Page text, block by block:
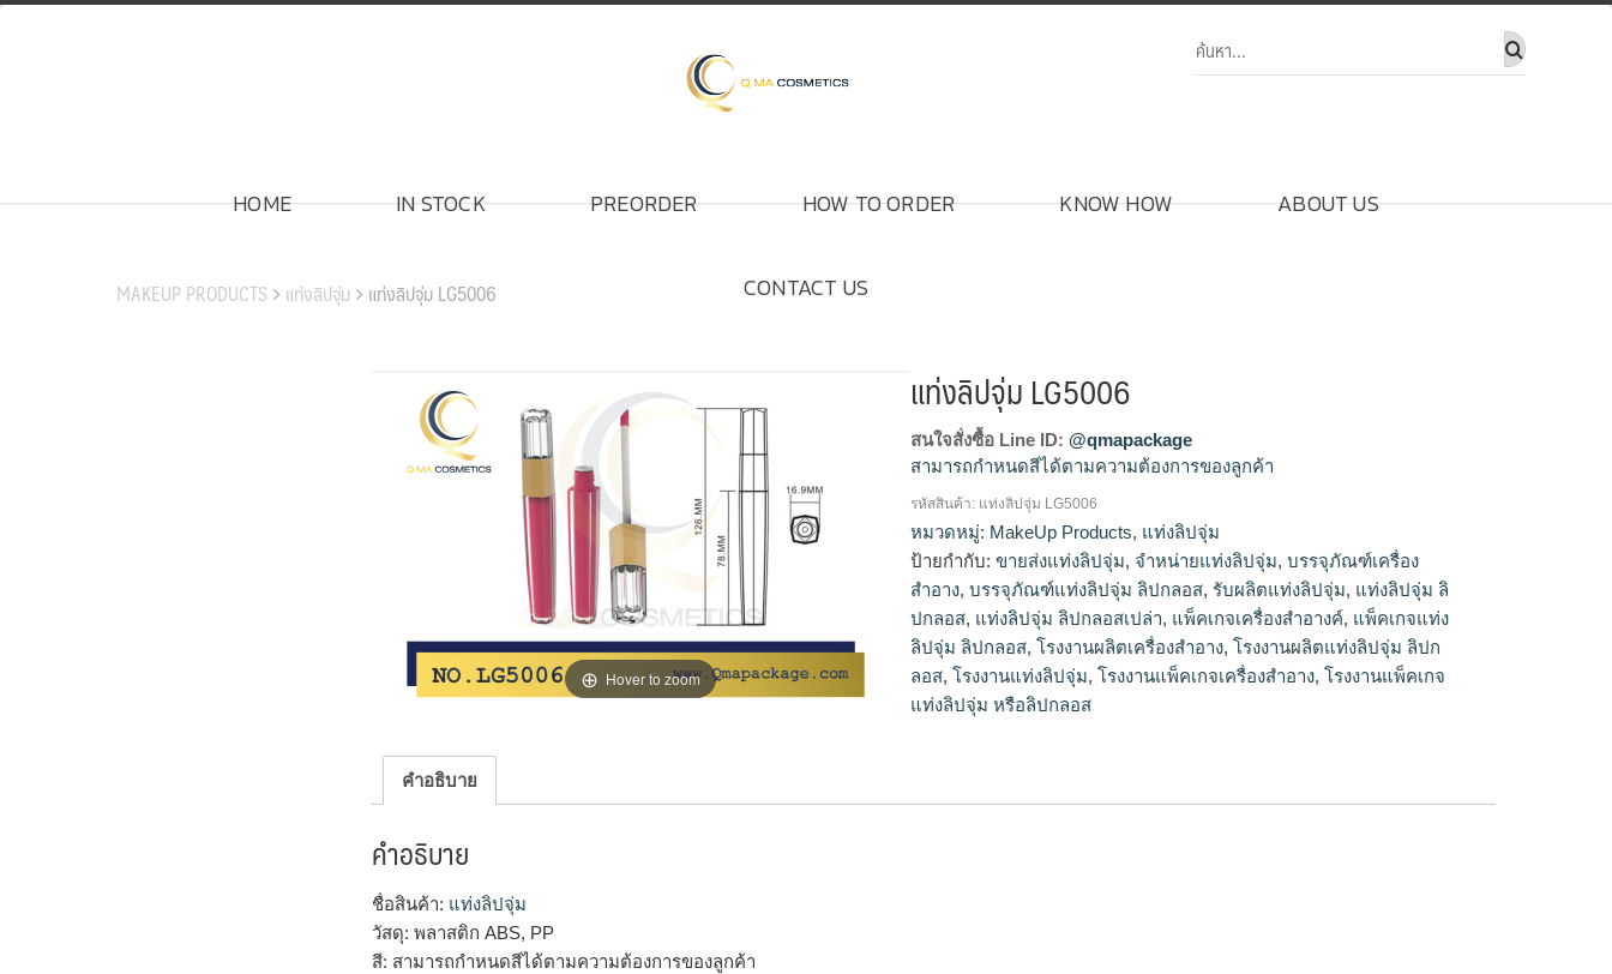
Skip
HOME IN STOCK PREORDER HOW TO ORDER KNOW HOW ABOUT US
CONTACT US
MAKEUP PRODUCTS แท่งลิปจุ่ม แท่งลิปจุ่ม LG5006
Hover to zoom
แท่งลิปจุ่ม LG5006
สนใจสั่งซื้อ Line ID: @qmapackage
สามารถกำหนดสีได้ตามความต้องการของลูกค้า
โรงงานแท่งลิปจุ่ม,รับผลิตแท่งลิปจุ่ม,ขายส่งแท่งลิปจุ่ม,จำหน่ายแท่งลิป
รหัสสินค้า: แท่งลิปจุ่ม LG5006
หมวดหมู่: MakeUp Products, แท่งลิปจุ่ม
ป้ายกำกับ:ขายส่งแท่งลิปจุ่ม, จำหน่ายแท่งลิปจุ่ม,บรรจุภัณฑ์เครื่อง
สำอาง,บรรจุภัณฑ์แท่งลิปจุ่ม ลิปกลอส, รับผลิตแท่งลิปจุ่ม, แท่งลิปจุ่ม ลิ
ปกลอส, แท่งลิปจุ่ม ลิปกลอสเปล่า, แพ็คเกจเครื่องสำอางค์, แพ็คเกจแท่ง
ลิปจุ่ม ลิปกลอส,โรงงานผลิตเครื่องสำอาง,โรงงานผลิตแท่งลิปจุ่ม ลิปก
ลอส,โรงงานแท่งลิปจุ่ม,โรงงานแพ็คเกจเครื่องสำอาง,โรงงานแพ็คเกจ
แท่งลิปจุ่ม หรือลิปกลอส
คำอธิบาย
คำอธิบาย
ชื่อสินค้า: แท่งลิปจุ่ม
วัสดุ: พลาสติก ABS, PP
สี: สามารถกำหนดสีได้ตามความต้องการของลูกค้า